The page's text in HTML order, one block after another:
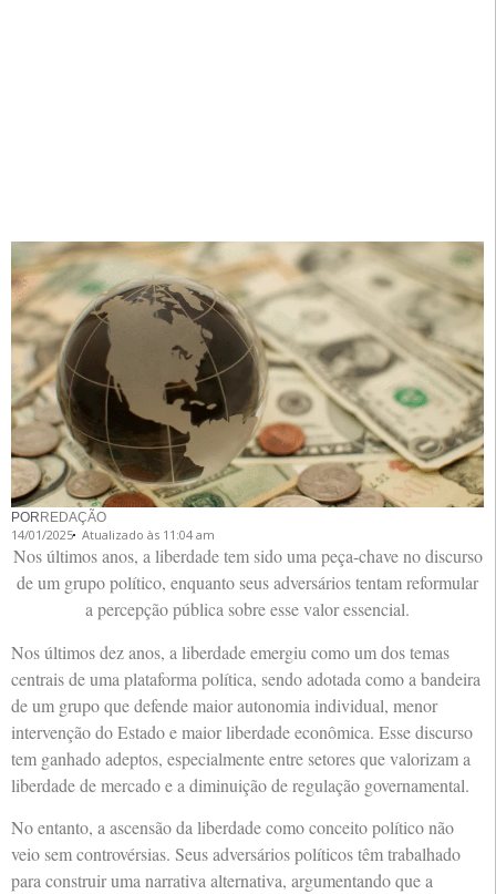
POR REDAÇÃO
14/01/2025 Atualizado às 11:04 am
Nos últimos anos, a liberdade tem sido uma peça-chave no discurso
de um grupo político, enquanto seus adversários tentam reformular
a percepção pública sobre esse valor essencial.
Nos últimos dez anos, a liberdade emergiu como um dos temas
centrais de uma plataforma política, sendo adotada como a bandeira
de um grupo que defende maior autonomia individual, menor
intervenção do Estado e maior liberdade econômica. Esse discurso
tem ganhado adeptos, especialmente entre setores que valorizam a
liberdade de mercado e a diminuição de regulação governamental.
No entanto, a ascensão da liberdade como conceito político não
veio sem controvérsias. Seus adversários políticos têm trabalhado
para construir uma narrativa alternativa, argumentando que a